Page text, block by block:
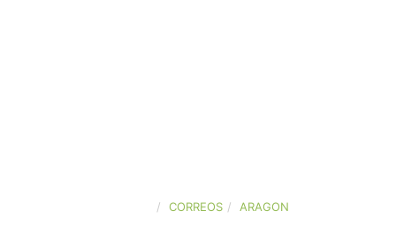
CORREOS ARAGON